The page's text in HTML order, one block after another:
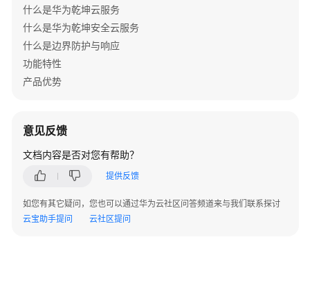
网
络
规
划
部
网
运
维
什么是华为乾坤云服务
什么是华为乾坤安全云服务
什么是边界防护与响应
功能特性
产品优势
意见反馈
文档内容是否对您有帮助？
提供反馈
如您有其它疑问，您也可以通过华为云社区问答频道来与我们联系探讨
云宝助手提问
云社区提问